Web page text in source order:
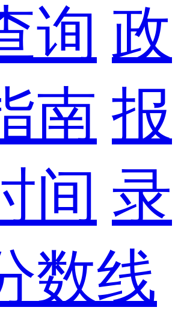
询 政
南 报
间 录
数线